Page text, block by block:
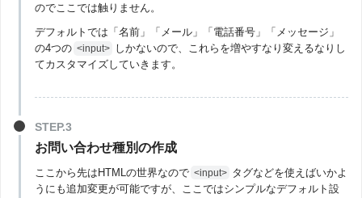
のでここでは触りません。
デフォルトでは「名前」「メール」「電話番号」「メッセージ」
の4つの <input>
しかないので、これらを増やすなり変えるなりし
てカスタマイズしていきます。
お問い合わせ種別の作成
ここから先はHTMLの世界なので <input> タグなどを使えばいかよ
うにも追加変更が可能ですが、ここではシンプルなデフォルト設